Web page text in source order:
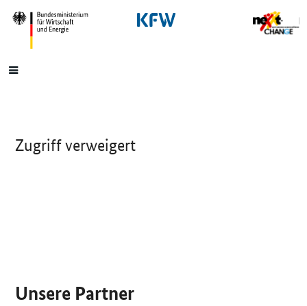
SrOnlyNavigation
Hauptmenü
Zugriff verweigert
Unsere Partner